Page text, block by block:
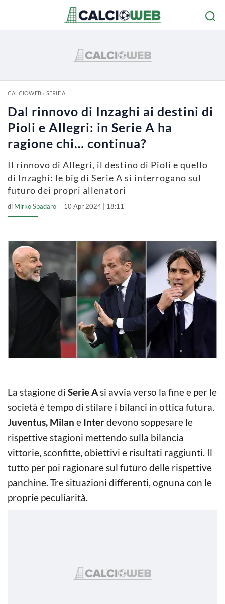
CALCIOWEB» SERIE A
Dal rinnovo di Inzaghi ai destini di
Pioli e Allegri: in Serie A ha
ragione chi… continua?
Il rinnovo di Allegri, il destino di Pioli e quello
di Inzaghi: le big di Serie A si interrogano sul
futuro dei propri allenatori
di Mirko Spadaro 10 Apr 2024 | 18:11
La stagione di Serie Asi avvia verso la fine e per le
società è tempo di stilare i bilanci in ottica futura.
Juventus, Milan e Interdevono soppesare le
rispettive stagioni mettendo sulla bilancia
vittorie, sconfitte, obiettivi e risultati raggiunti. Il
tutto per poi ragionare sul futuro delle rispettive
panchine. Tre situazioni differenti, ognuna con le
proprie peculiarità.